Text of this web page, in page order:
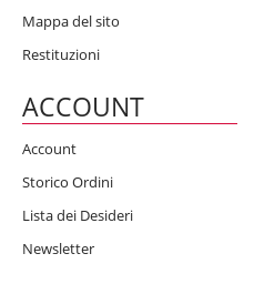
Mappa del sito
Restituzioni
ACCOUNT
Account
Storico Ordini
Lista dei Desideri
Newsletter